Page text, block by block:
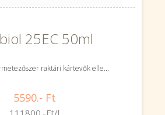
25EC 50ml
raktári kártevők elle...
5590.- Ft
111800.-Ft/l